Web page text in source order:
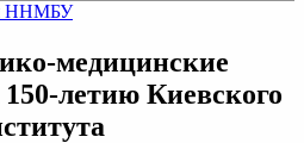
ННМБУ
медицинские
летию Киевского